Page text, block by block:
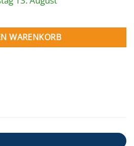
850 x 300 cm Menge
WARENKORB